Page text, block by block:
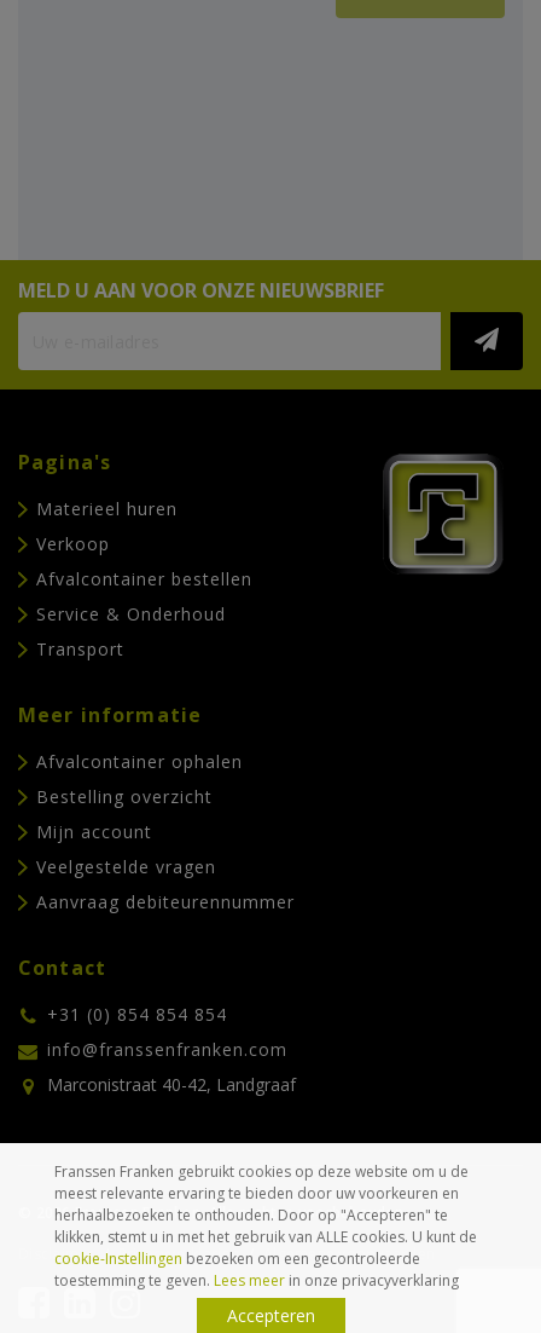
MELD U AAN VOOR ONZE NIEUWSBRIEF
Pagina's
Materieel huren
Verkoop
Afvalcontainer bestellen
Service & Onderhoud
Transport
Meer informatie
Afvalcontainer ophalen
Bestelling overzicht
Mijn account
Veelgestelde vragen
Aanvraag debiteurennummer
Contact
+31 (0) 854 854 854
info@franssenfranken.com
Marconistraat 40-42, Landgraaf
© 2026 Franssen Franken. Alle rechten voorbehouden.
Disclaimer
Privacyverklaring Algemene voorwaarden
Franssen Franken gebruikt cookies op deze website om u de
meest relevante ervaring te bieden door uw voorkeuren en
herhaalbezoeken te onthouden. Door op "Accepteren" te
klikken, stemt u in met het gebruik van ALLE cookies. U kunt de
cookie-Instellingen bezoeken om een gecontroleerde
toestemming te geven. Lees meer in onze privacyverklaring
Accepteren